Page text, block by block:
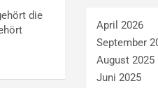
die
April 2026
September
August 2025
Juni 2025